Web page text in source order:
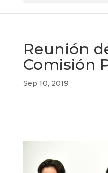
Reunión
Comisión
Sep 10, 2019